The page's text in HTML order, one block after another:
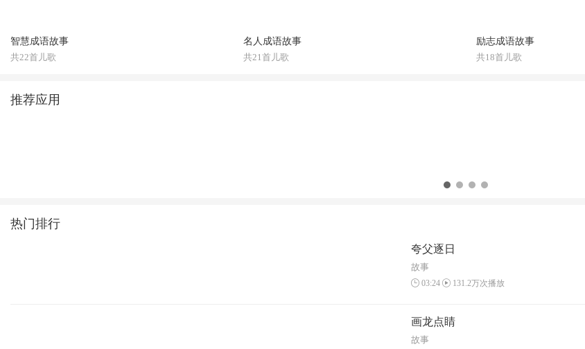
智慧成语故事
共22首儿歌
名人成语故事
共21首儿歌
励志成语故事
共18首儿歌
推荐应用
热门排行
夸父逐日
故事
03:24 131.2万次播放
画龙点睛
故事